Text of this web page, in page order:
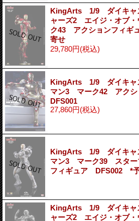
KingArts 1/9 ダイキ
ャーズ2 エイジ・オブ
ク43 アクションフィ
寄せ
29,780円(税込)
KingArts 1/9 ダイキ
マン3 マーク42 アクシ
DFS001
27,860円(税込)
KingArts 1/9 ダイキ
マン3 マーク39 スター
フィギュア DFS002 *
KingArts 1/9 ダイキ
ャーズ2 エイジ・オブ